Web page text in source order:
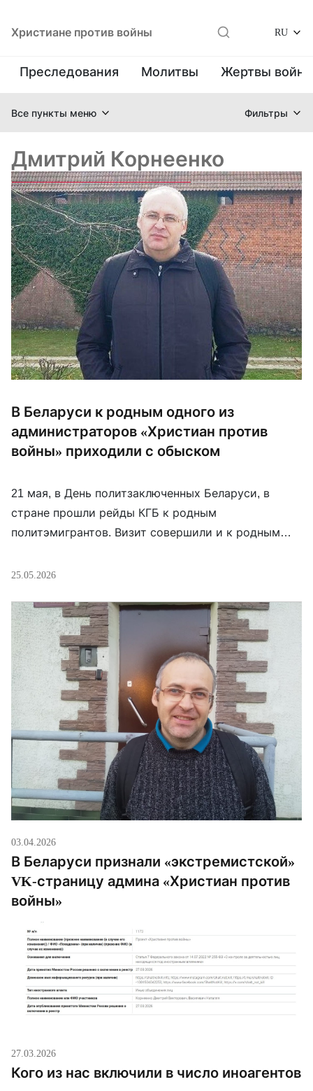
Христиане против войны RU
Преследования Молитвы Жертвы
Все пункты меню Фильтры
Дмитрий Корнеенко
В Беларуси к родным одного из
администраторов «Христиан против
войны» приходили с обыском
21 мая, в День политзаключенных Беларуси, в
стране прошли рейды КГБ к родным
политэмигрантов. Визит совершили и к родным
он написал у себя на странице в Facebook. Как он
участии в Дни воли в марте этого года, а
неофициально — требовали, чтобы […]
25.05.2026
03.04.2026
В Беларуси признали «экстремистской»
VK-страницу админа «Христиан против
войны»
27.03.2026
Кого из нас включили в число иноагентов